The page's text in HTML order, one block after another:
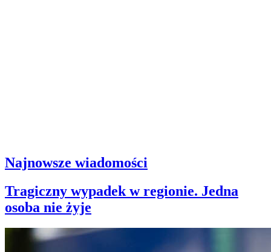
Najnowsze wiadomości
Tragiczny wypadek w regionie. Jedna
osoba nie żyje